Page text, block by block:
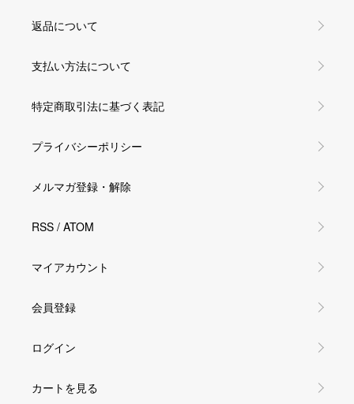
返品について
支払い方法について
特定商取引法に基づく表記
プライバシーポリシー
メルマガ登録・解除
RSS / ATOM
マイアカウント
会員登録
ログイン
カートを見る